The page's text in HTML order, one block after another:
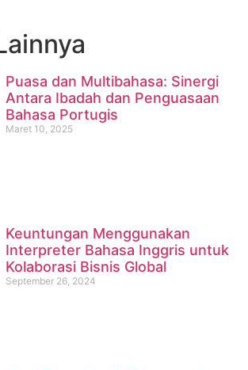
Puasa dan Multibahasa: Sinergi
Antara Ibadah dan Penguasaan
Bahasa Portugis
Maret 10, 2025
Keuntungan Menggunakan
Interpreter Bahasa Inggris untuk
Kolaborasi Bisnis Global
September 26, 2024